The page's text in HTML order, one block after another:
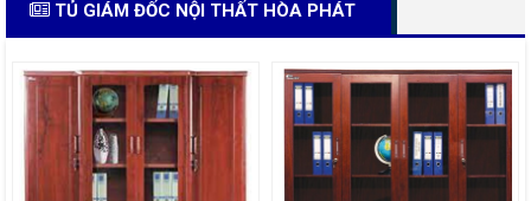
TỦ GIÁM ĐỐC NỘI THẤT HÒA PHÁT